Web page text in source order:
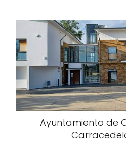
Ayuntamiento de